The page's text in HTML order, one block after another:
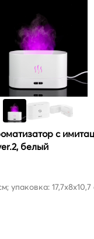
с
белый
упаковка: 17,7x8x10,7